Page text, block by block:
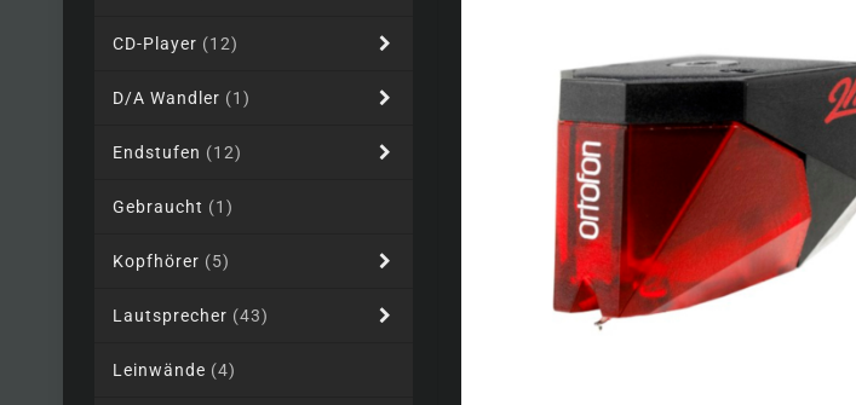
CD-Player (12)
D/A Wandler (1)
Endstufen (12)
Gebraucht (1)
Kopfhörer (5)
Lautsprecher (43)
Leinwände (4)